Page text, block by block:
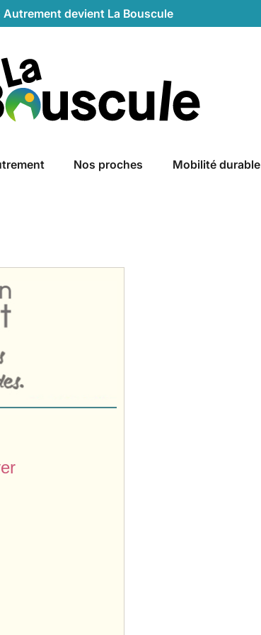
devient La Bouscule
Nos proches Mobilité durable